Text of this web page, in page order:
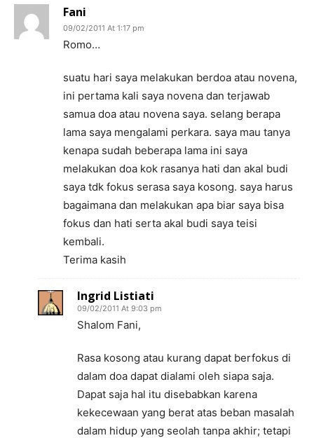
Fani
09/02/2011 At 1:17 pm
Romo…
suatu hari saya melakukan berdoa atau novena,
ini pertama kali saya novena dan terjawab
samua doa atau novena saya. selang berapa
lama saya mengalami perkara. saya mau tanya
kenapa sudah beberapa lama ini saya
melakukan doa kok rasanya hati dan akal budi
saya tdk fokus serasa saya kosong. saya harus
bagaimana dan melakukan apa biar saya bisa
fokus dan hati serta akal budi saya teisi
kembali.
Terima kasih
Ingrid Listiati
09/02/2011 At 9:03 pm
Shalom Fani,
Rasa kosong atau kurang dapat berfokus di
dalam doa dapat dialami oleh siapa saja.
Dapat saja hal itu disebabkan karena
kekecewaan yang berat atas beban masalah
dalam hidup yang seolah tanpa akhir; tetapi